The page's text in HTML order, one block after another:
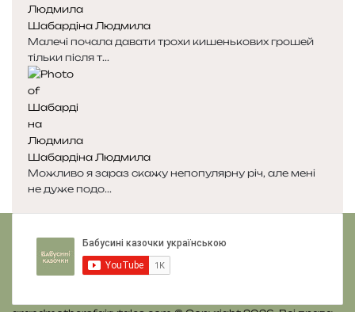
с
т
о
р
і
н
к
а
с
т
о
р
і
н
к
а
Шабардіна Людмила
Малечі почала давати трохи кишенькових грошей
тільки після т...
Шабардіна Людмила
Можливо я зараз скажу непопулярну річ, але мені
не дуже подо...